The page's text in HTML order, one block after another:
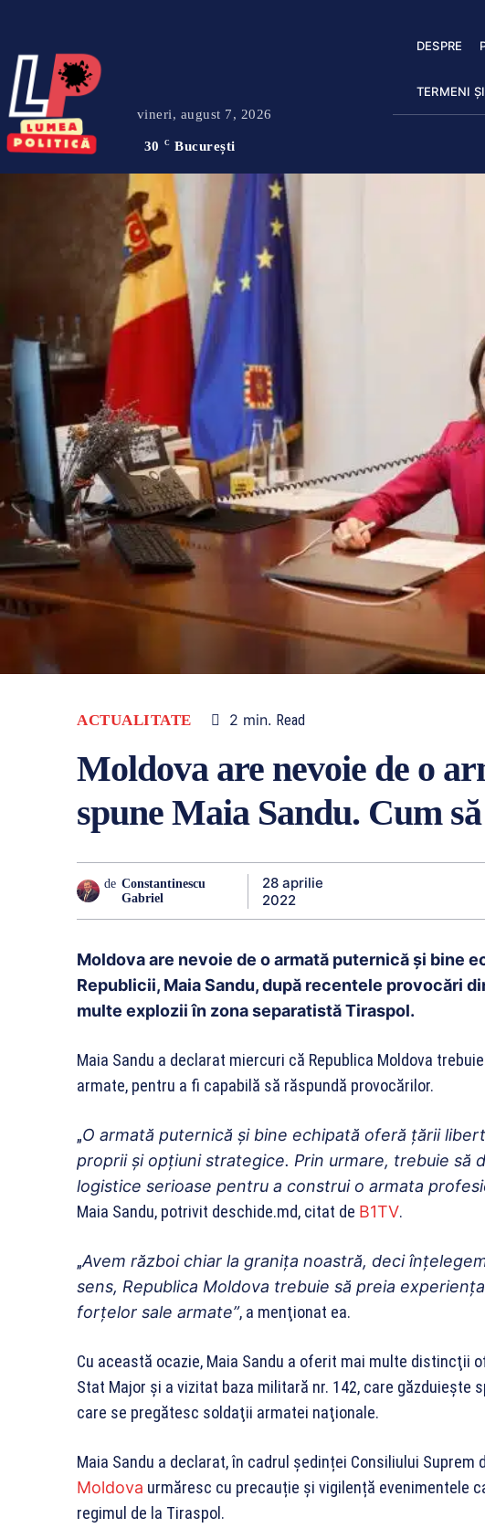
vineri, august 7, 2026
30 C București
DESPRE
TERMENI
ACTUALITATE 2 min. Read
Moldova are nevoie de o
spune Maia Sandu. Cum
de Constantinescu
Gabriel
28 aprilie
2022
Moldova are nevoie de o armată puternică și bine
Republicii, Maia Sandu, după recentele provocări
multe explozii în zona separatistă Tiraspol.
Maia Sandu a declarat miercuri că Republica Moldova
armate, pentru a fi capabilă să răspundă provocărilor.
„O armată puternică şi bine echipată oferă ţării
proprii şi opţiuni strategice. Prin urmare, trebuie să
logistice serioase pentru a construi o armata
Maia Sandu, potrivit deschide.md, citat de B1TV.
„Avem război chiar la graniţa noastră, deci
sens, Republica Moldova trebuie să preia
forţelor sale armate”, a menţionat ea.
Cu această ocazie, Maia Sandu a oferit mai multe distincţii
Stat Major şi a vizitat baza militară nr. 142, care găzduieşte
care se pregătesc soldaţii armatei naţionale.
Maia Sandu a declarat, în cadrul ședinței Consiliului
Moldova urmăresc cu precauție și vigilență evenimentele
regimul de la Tiraspol.